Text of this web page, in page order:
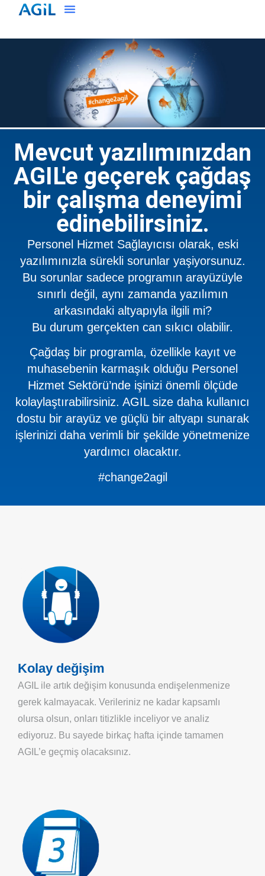
Mevcut yazılımınızdan
AGIL'e geçerek çağdaş
bir çalışma deneyimi
edinebilirsiniz.
Personel Hizmet Sağlayıcısı olarak, eski
yazılımınızla sürekli sorunlar yaşiyorsunuz.
Bu sorunlar sadece programın arayüzüyle
sınırlı değil, aynı zamanda yazılımın
arkasındaki altyapıyla ilgili mi?
Bu durum gerçekten can sıkıcı olabilir.
Çağdaş bir programla, özellikle kayıt ve
muhasebenin karmaşık olduğu Personel
Hizmet Sektörü’nde işinizi önemli ölçüde
kolaylaştırabilirsiniz. AGIL size daha kullanıcı
dostu bir arayüz ve güçlü bir altyapı sunarak
işlerinizi daha verimli bir şekilde yönetmenize
yardımcı olacaktır.
#change2agil
Kolay değişim
AGIL ile artık değişim konusunda endişelenmenize
gerek kalmayacak. Verileriniz ne kadar kapsamlı
olursa olsun, onları titizlikle inceliyor ve analiz
ediyoruz. Bu sayede birkaç hafta içinde tamamen
AGIL’e geçmiş olacaksınız.